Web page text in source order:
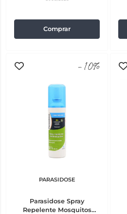
Comprar
-10%
PARASIDOSE
Parasidose Spray
Repelente Mosquitos